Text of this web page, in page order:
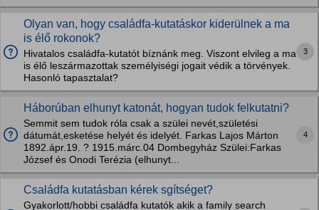
Olyan van, hogy családfa-kutatáskor kiderülnek a ma
is élő rokonok?
Hivatalos családfa-kutatót bíznánk meg. Viszont elvileg a ma
is élő leszármazottak személyiségi jogait védik a törvények.
Hasonló tapasztalat?
3
Háborúban elhunyt katonát, hogyan tudok felkutatni?
Semmit sem tudok róla csak a szülei nevét,születési
dátumát,esketése helyét és idelyét. Farkas Lajos Márton
1892.ápr.19. ? 1915.márc.04 Dombegyház Szülei:Farkas
József és Onodi Terézia (elhunyt...
4
Családfa kutatásban kérek sgítséget?
Gyakorlott/hobbi családfa kutatók akik a family search